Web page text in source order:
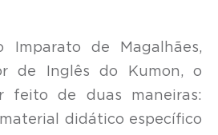
Imparato de Magalhães,
de Inglês do Kumon, o
feito de duas maneiras:
didático específico